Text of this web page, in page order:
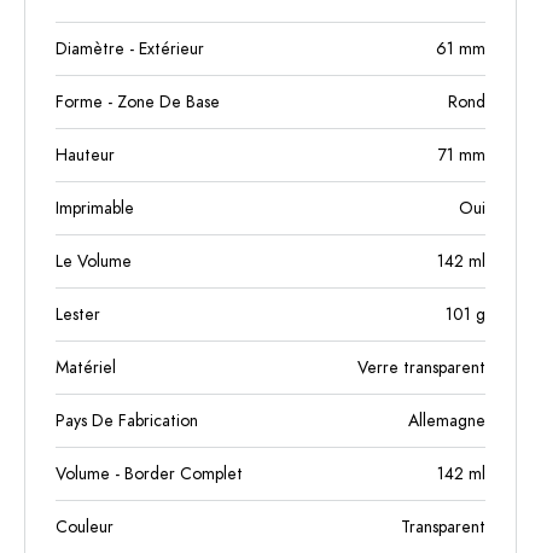
Diamètre - Extérieur 61 mm
Forme - Zone De Base Rond
Hauteur 71 mm
Imprimable Oui
Le Volume 142 ml
Lester 101 g
Matériel Verre transparent
Pays De Fabrication Allemagne
Volume - Border Complet 142 ml
Couleur Transparent